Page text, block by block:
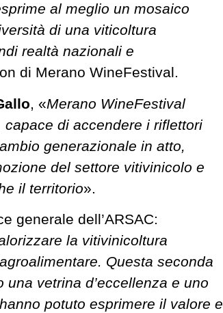
al meglio un mosaico
di una viticoltura
realtà nazionali e
di Merano WineFestival.
, «Merano WineFestival
di accendere i riflettori
generazionale in atto,
del settore vitivinicolo e
il territorio».
generale dell’ARSAC:
la vitivinicoltura
Questa seconda
vetrina d’eccellenza e uno
potuto esprimere il valore e